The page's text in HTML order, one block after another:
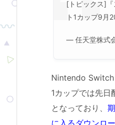
[トピックス]
ト1カップ9月
— 任天堂株式
Nintendo Switch
1カップでは先
となっており、
に入るダウンロ